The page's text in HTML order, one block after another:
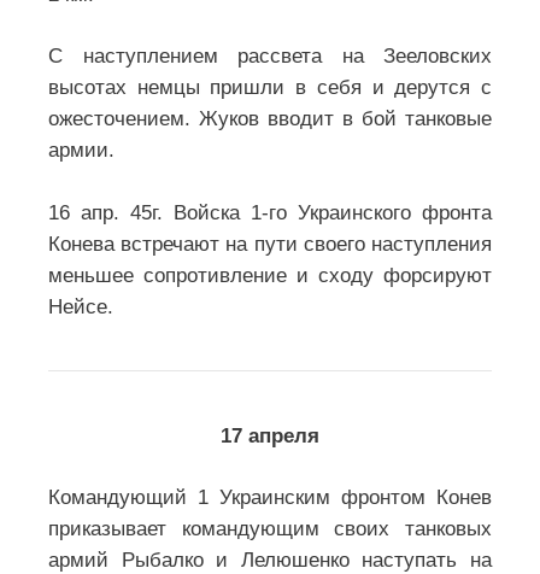
С наступлением рассвета на Зееловских
высотах немцы пришли в себя и дерутся с
ожесточением. Жуков вводит в бой танковые
армии.
16 апр. 45г. Войска 1-го Украинского фронта
Конева встречают на пути своего наступления
меньшее сопротивление и сходу форсируют
Нейсе.
17 апреля
Командующий 1 Украинским фронтом Конев
приказывает командующим своих танковых
армий Рыбалко и Лелюшенко наступать на